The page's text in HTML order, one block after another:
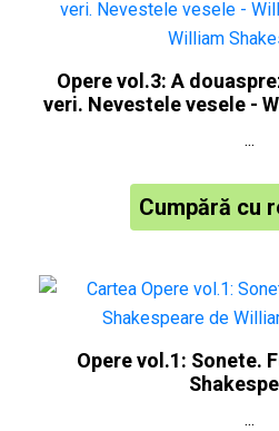
Opere vol.3: A
veri. Nevestele vesele -
...
Cumpără cu
Opere vol.1: Sonete.
...